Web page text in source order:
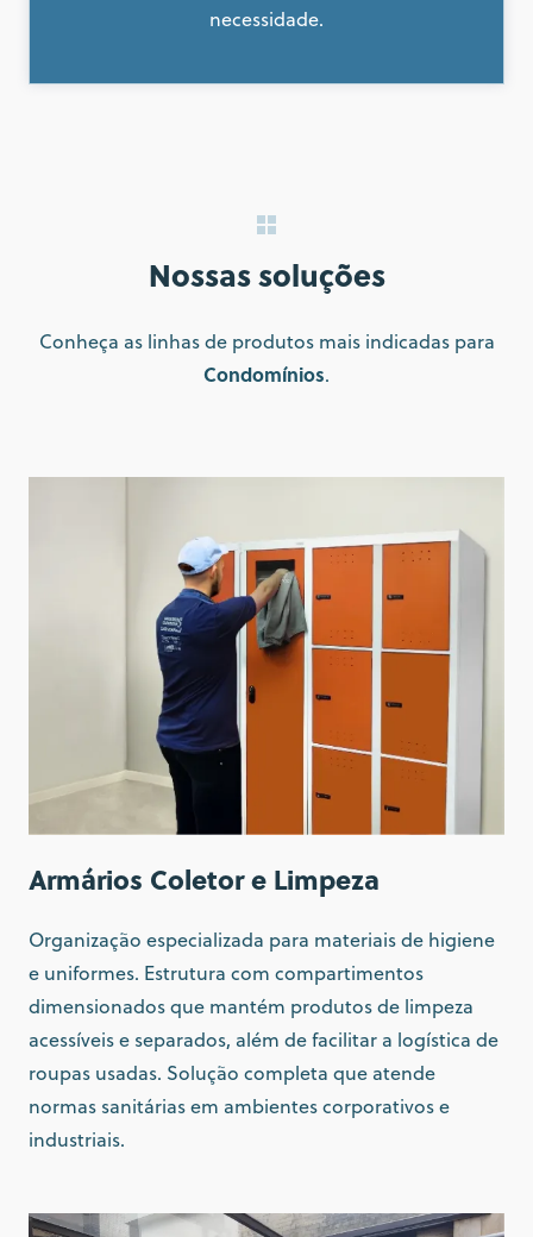
necessidade.
Nossas soluções
Conheça as linhas de produtos mais indicadas para
Condomínios.
Armários Coletor e Limpeza
Organização especializada para materiais de higiene
e uniformes. Estrutura com compartimentos
dimensionados que mantém produtos de limpeza
acessíveis e separados, além de facilitar a logística de
roupas usadas. Solução completa que atende
normas sanitárias em ambientes corporativos e
industriais.